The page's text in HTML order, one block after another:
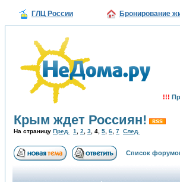
ГЛЦ России Бронирование
!!!
Крым ждет Россиян!
На страницу Пред. 1 2 3 4 5 6 7 След.
Список